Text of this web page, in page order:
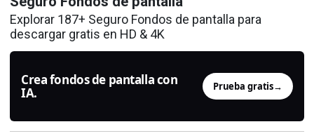
Explorar 187+ Seguro Fondos de pantalla para
descargar gratis en HD & 4K
Crea fondos de pantalla con
IA.
Prueba gratis→